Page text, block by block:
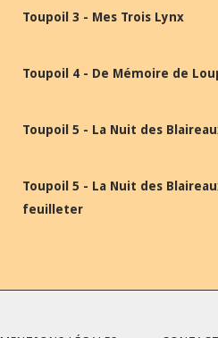
Toupoil 3 - Mes Trois Lynx
Toupoil 4 - De Mémoire de
Toupoil 5 - La Nuit des
Toupoil 5 - La Nuit des
feuilleter